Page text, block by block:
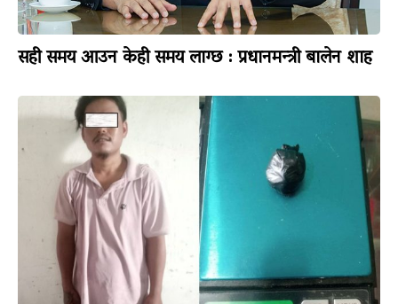
सही समय आउन केही समय लाग्छ : प्रधानमन्त्री बालेन शाह